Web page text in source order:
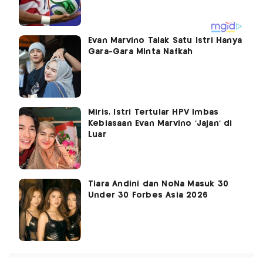
Evan Marvino Talak Satu Istri Hanya
Gara-Gara Minta Nafkah
Miris, Istri Tertular HPV Imbas
Kebiasaan Evan Marvino ‘Jajan’ di
Luar
Tiara Andini dan NoNa Masuk 30
Under 30 Forbes Asia 2026